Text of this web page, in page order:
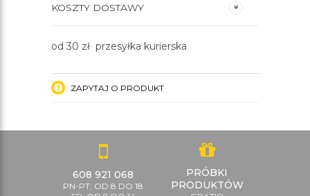
KOSZTY DOSTAWY
od 30 zł przesyłka kurierska
ZAPYTAJ O PRODUKT
608 921 068
PN-PT: OD 8 DO 18
PRÓBKI
PRODUKTÓW